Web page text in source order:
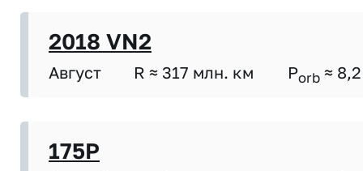
2018 VN2
Август R ≈ 317 млн. км Porb ≈ 8,2
175P